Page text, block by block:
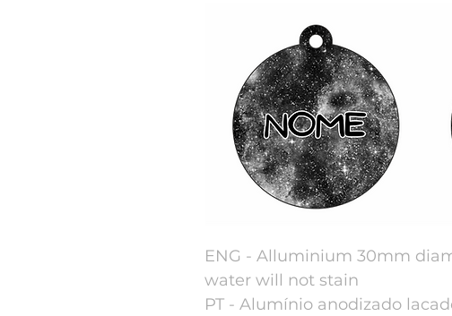
ENG - Alluminium 30mm
water will not stain
PT - Alumínio anodizado